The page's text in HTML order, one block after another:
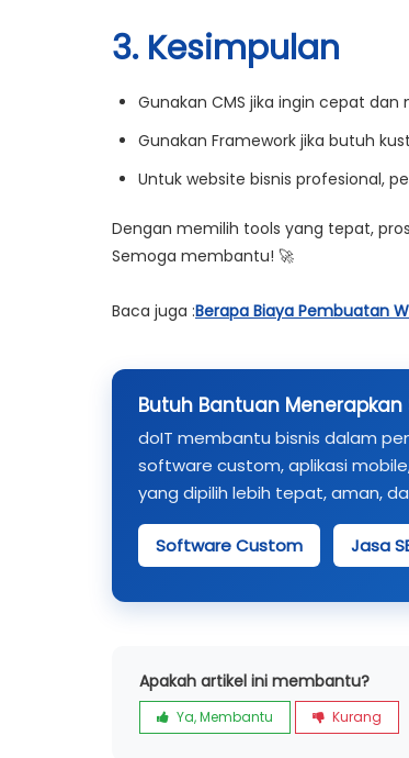
3. Kesimpulan
Gunakan CMS jika ingin cepat dan
Gunakan Framework jika butuh
Untuk website bisnis profesional,
Dengan memilih tools yang tepat,
Semoga membantu! 🚀
Baca juga :Berapa Biaya Pembuatan
Butuh Bantuan Menerapkan
doIT membantu bisnis dalam
software custom, aplikasi
yang dipilih lebih tepat, aman,
Software Custom Jasa
Apakah artikel ini membantu?
Ya, Membantu Kurang